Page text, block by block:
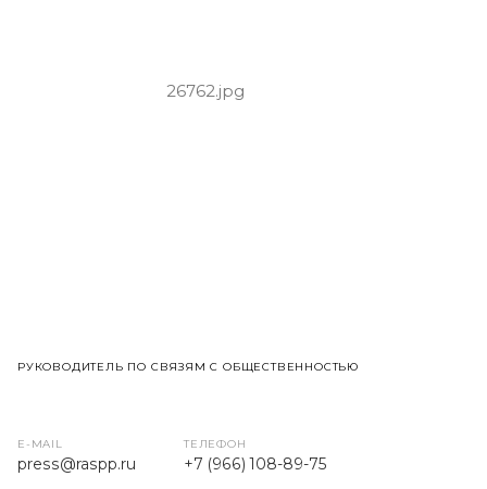
РУКОВОДИТЕЛЬ ПО СВЯЗЯМ С ОБЩЕСТВЕННОСТЬЮ
E-MAIL
press@raspp.ru
ТЕЛЕФОН
+7 (966) 108-89-75